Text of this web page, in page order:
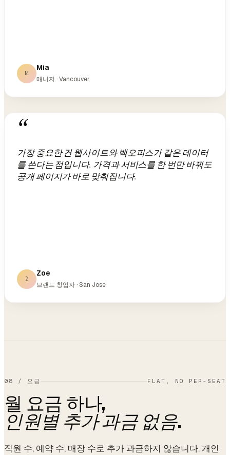
M
Mia
매니저 · Vancouver
“
가장 중요한 건 웹사이트와 백오피스가 같은 데이터
를 쓴다는 점입니다. 가격과 서비스를 한 번만 바꿔도
공개 페이지가 바로 맞춰집니다.
Z
Zoe
브랜드 창업자 · San Jose
08 / 요금 FLAT, NO PER-SEAT
월 요금 하나,
인원별 추가 과금 없음.
직원 수, 예약 수, 매장 수로 추가 과금하지 않습니다. 개인